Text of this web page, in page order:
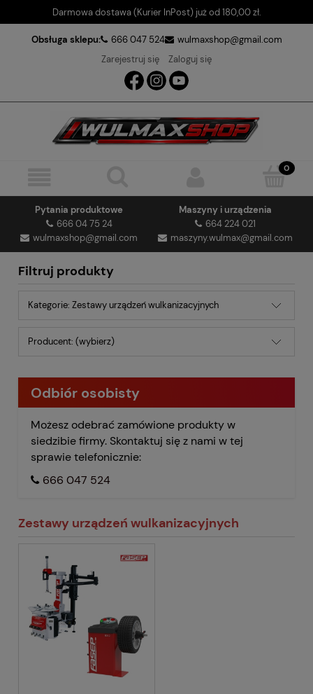
Darmowa dostawa (Kurier InPost) już od 180,00 zł.
Obsługa sklepu: 666 047 524
wulmaxshop@gmail.com
Zarejestruj się
Zaloguj się
Pytania produktowe
666 04 75 24
wulmaxshop@gmail.com
Maszyny i urządzenia
664 224 021
maszyny.wulmax@gmail.com
Filtruj produkty
Kategorie: Zestawy urządzeń wulkanizacyjnych
Producent: (wybierz)
Odbiór osobisty
Możesz odebrać zamówione produkty w
siedzibie firmy. Skontaktuj się z nami w tej
sprawie telefonicznie:
666 047 524
Zestawy urządzeń wulkanizacyjnych